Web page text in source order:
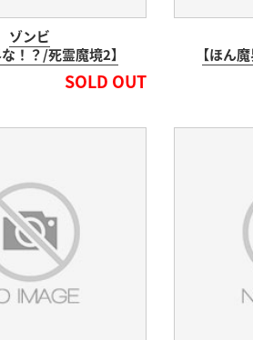
ゾンビ
な！？/死霊魔境2】
SOLD OUT
【ほん